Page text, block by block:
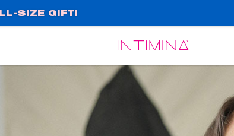
SIZE GIFT!